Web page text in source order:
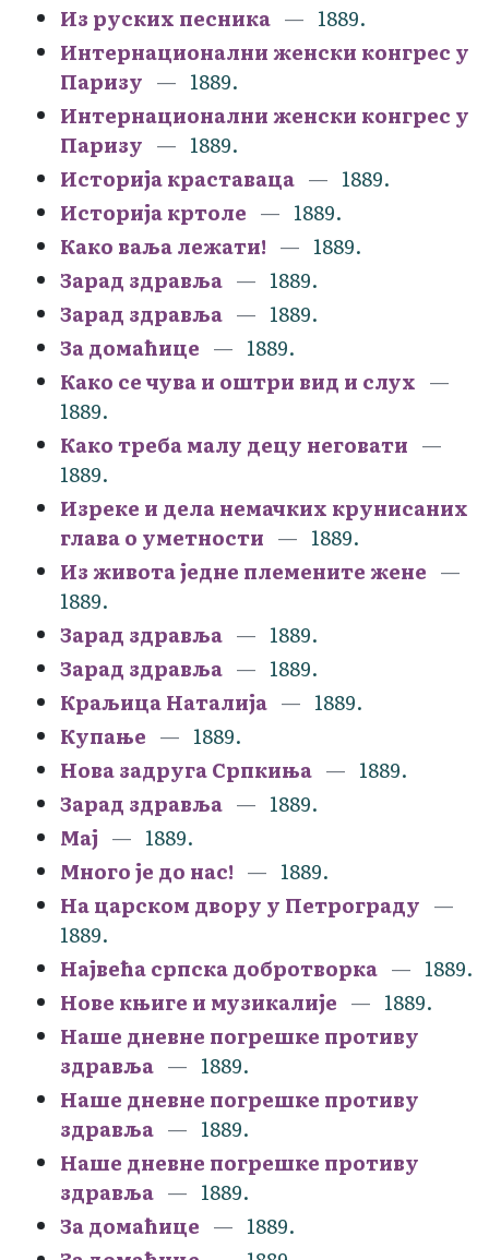
Из руских песника
1889.
Интернационални женски конгрес у
Паризу
1889.
Интернационални женски конгрес у
Паризу
1889.
Историја краставаца
1889.
Историја кртоле
1889.
Како ваља лежати!
1889.
Зарад здравља
1889.
Зарад здравља
1889.
За домаћице
1889.
Како се чува и оштри вид и слух
1889.
Како треба малу децу неговати
1889.
Изреке и дела немачких крунисаних
глава о уметности
1889.
Из живота једне племените жене
1889.
Зарад здравља
1889.
Зарад здравља
1889.
Краљица Наталија
1889.
Купање
1889.
Нова задруга Српкиња
1889.
Зарад здравља
1889.
Мај
1889.
Много је до нас!
1889.
На царском двору у Петрограду
1889.
Највећа српска добротворка
1889.
Нове књиге и музикалије
1889.
Наше дневне погрешке противу
здравља
1889.
Наше дневне погрешке противу
здравља
1889.
Наше дневне погрешке противу
здравља
1889.
За домаћице
1889.